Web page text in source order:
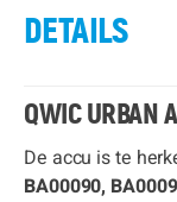
DETAILS
QWIC URBAN
De accu is te
BA00090,